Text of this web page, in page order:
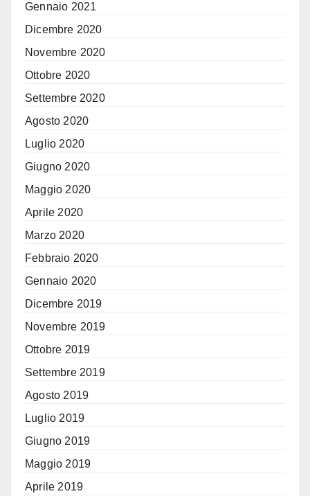
Gennaio 2021
Dicembre 2020
Novembre 2020
Ottobre 2020
Settembre 2020
Agosto 2020
Luglio 2020
Giugno 2020
Maggio 2020
Aprile 2020
Marzo 2020
Febbraio 2020
Gennaio 2020
Dicembre 2019
Novembre 2019
Ottobre 2019
Settembre 2019
Agosto 2019
Luglio 2019
Giugno 2019
Maggio 2019
Aprile 2019